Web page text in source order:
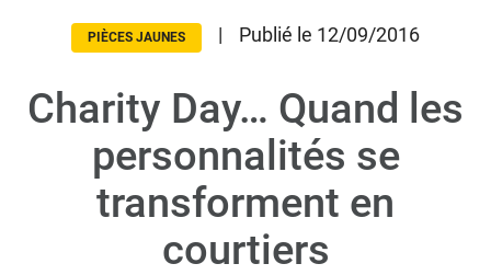
Nous soutenir
Donateurs
PIÈCES JAUNES | Publié le 12/09/2016
Charity Day… Quand les
personnalités se
transforment en
courtiers